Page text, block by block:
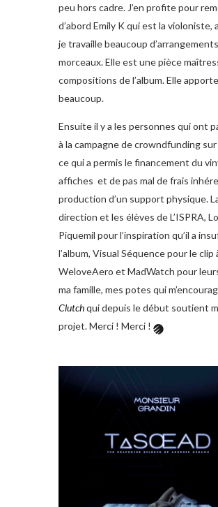
peu hors cadre. J’en profite pour
d’abord Emily K qui est la violoniste,
je travaille beaucoup
morceaux. Elle est une pièce
compositions de l’album. Elle apporte
beaucoup.
Ensuite il y a les personnes qui ont
à la campagne de crowndfunding sur
ce qui a permis le financement du
affiches et de pas mal de frais
production d’un support physique.
direction et les élèves de L’ISPRA,
Piquemil pour l’inspiration qu’il a
l’album, Visual Séquence pour le clip
WeloveAero et MadWatch pour
ma famille, mes potes qui
Clutchqui depuis le début soutient
projet. Merci ! Merci !